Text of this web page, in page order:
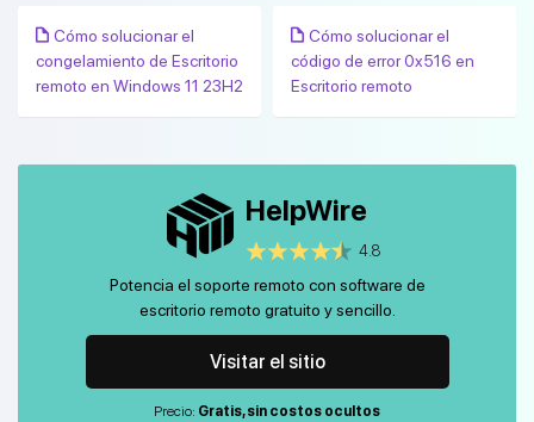
Cómo solucionar el
congelamiento de Escritorio
remoto en Windows 11 23H2
Cómo solucionar el
código de error 0x516 en
Escritorio remoto
HelpWire
4.8
Potencia el soporte remoto con software de
escritorio remoto gratuito y sencillo.
Visitar el sitio
Precio: Gratis, sin costos ocultos